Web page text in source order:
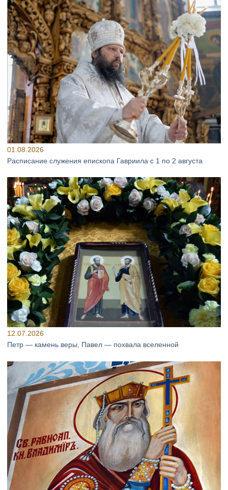
01.08.2026
Расписание служения епископа Гавриила с 1 по 2 августа
12.07.2026
Петр — камень веры, Павел — похвала вселенной